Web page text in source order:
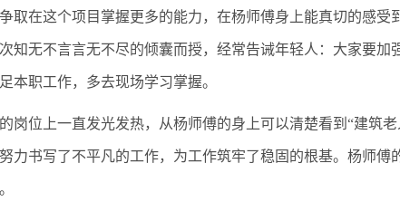
取在这个项目掌握更多的能力，在杨师傅身上能真切的感受
知无不言言无不尽的倾囊而授，经常告诫年轻人：大家要加
本职工作，多去现场学习掌握。
岗位上一直发光发热，从杨师傅的身上可以清楚看到“建筑
力书写了不平凡的工作，为工作筑牢了稳固的根基。杨师